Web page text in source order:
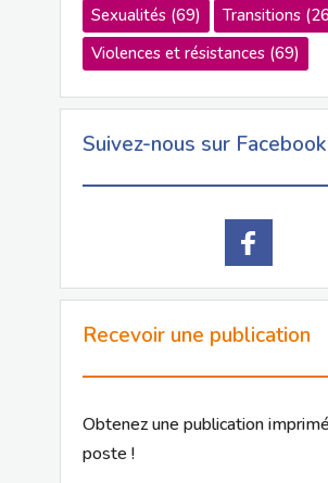
Sexualités(69) Transitions
Violences et résistances(69)
Suivez-nous sur
Recevoir une publication
Obtenez une publication
poste !